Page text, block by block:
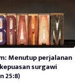
Menutup perjalanan
surgawi
25:8)